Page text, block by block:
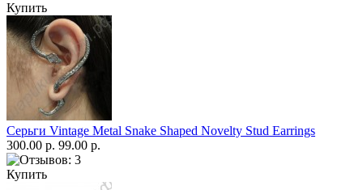
Купить
Серьги Vintage Metal Snake Shaped Novelty Stud Earrings
300.00 р. 99.00 р.
Купить